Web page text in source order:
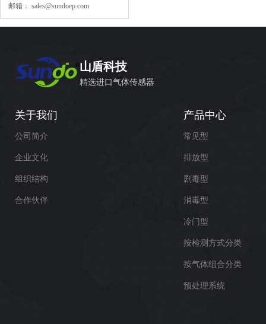
邮箱： sales@sundoep.com
山盾科技
精选进口气体传感器
关于我们
公司简介
企业文化
组织结构
合作伙伴
产品中心
常见型
排放型
剧毒型
消毒型
冷门型
按检测方式分类
按气体组合分类
预处理系统